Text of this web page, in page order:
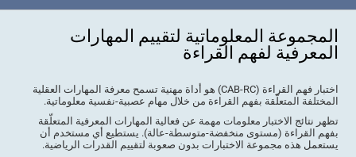
المجموعة المعلوماتية لتقييم المهارات
المعرفية لفهم القراءة
اختبار فهم القراءة (CAB-RC) هو أداة مهنية تسمح معرفة المهارات العقلية
المختلفة المتعلّقة بفهم القراءة من خلال مهام عصبية-نفسية معلوماتية.
تظهر نتائج الاختبار معلومات مهمة عن فعالية المهارات المعرفية المتعلّقة
بفهم القراءة (مستوى منخفضة-متوسطة-عالة). يستطيع أي مستخدم أن
يستعمل هذه مجموعة الاختبارات بدون صعوبة لتقييم القدرات الرياضية.